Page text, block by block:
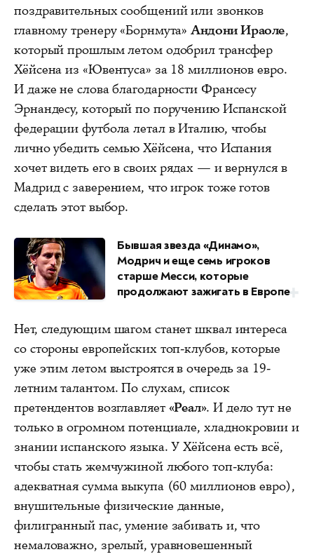
поздравительных сообщений или звонков
главному тренеру «Борнмута»Андони Ираоле,
который прошлым летом одобрил трансфер
Хёйсена из «Ювентуса» за 18 миллионов евро.
И даже не слова благодарности Франсесу
Эрнандесу, который по поручению Испанской
федерации футбола летал в Италию, чтобы
лично убедить семью Хёйсена, что Испания
хочет видеть его в своих рядах — и вернулся в
Мадрид с заверением, что игрок тоже готов
сделать этот выбор.
Бывшая звезда «Динамо»,
Модрич и еще семь игроков
старше Месси, которые
продолжают зажигать в Европе
Нет, следующим шагом станет шквал интереса
со стороны европейских топ-клубов, которые
уже этим летом выстроятся в очередь за 19-
летним талантом. По слухам, список
претендентов возглавляет «Реал». И дело тут не
только в огромном потенциале, хладнокровии и
знании испанского языка. У Хёйсена есть всё,
чтобы стать жемчужиной любого топ-клуба:
адекватная сумма выкупа (60 миллионов евро),
внушительные физические данные,
филигранный пас, умение забивать и, что
немаловажно, зрелый, уравновешенный